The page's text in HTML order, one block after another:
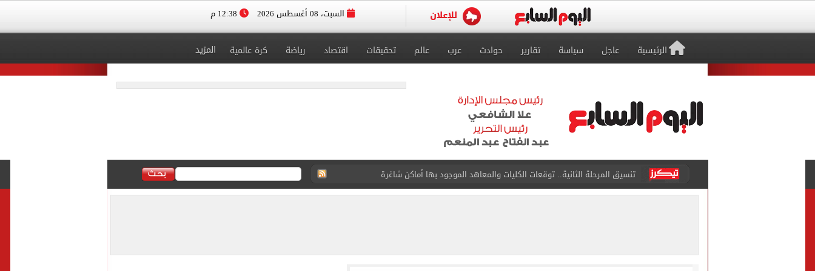
السبت، 08 أغسطس 2026
الرئيسية عاجل سياسة تقارير حوادث عرب عالم تحقيقات اقتصاد رياضة كرة عالمية المزيد
تنسيق المرحلة الثانية.. توقعات الكليات والمعاهد الموجود بها أماكن شاغرة
إمام عاشور يمدد تعاقده مع الأهلي لـ2030 مقابل 25 مليونا سنويا وعقد إعلاني
تيك توك علمني.. اعترافات صادمة لـ القاضي المزيف عن سبب انتحال صفة مستشار